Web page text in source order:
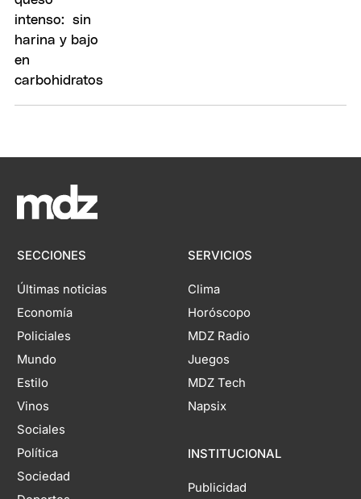
SECCIONES
Últimas noticias
Economía
Policiales
Mundo
Estilo
Vinos
Sociales
Política
Sociedad
SERVICIOS
Clima
Horóscopo
MDZ Radio
Juegos
MDZ Tech
Napsix
INSTITUCIONAL
Publicidad